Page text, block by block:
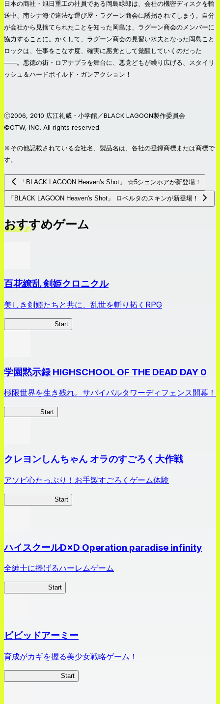
日本の商社・旭日重工の社員である岡島緑郎は、会社の機密ディスクを輸
送中、南シナ海で違法な運び屋・ラグーン商会に誘拐されてしまう。自分
が会社から見捨てられたことを知った岡島は、ラグーン商会のメンバーに
協力することに。かくして、ラグーン商会の見習い水夫となった岡島こと
ロックは、仕事をこなす度、確実に悪党として覚醒していくのだった
——。悪徳の街・ロアナプラを舞台に、悪党どもが繰り広げる、スタイリ
ッシュ＆ハードボイルド・ガンアクション！
Ⓒ2006, 2010 広江礼威・小学館／BLACK LAGOON製作委員会
©CTW, INC. All rights reserved.
※その他記載されている会社名、製品名は、各社の登録商標または商標で
す。
「BLACK LAGOON Heaven's Shot」 ☆5シェンホアが新登場！
「BLACK LAGOON Heaven's Shot」 ロベルタのスキンが新登場！
おすすめゲーム
百花繚乱 剣姫クロニクル
美しき剣姫たちと共に、乱世を斬り拓くRPG
Start
学園黙示録 HIGHSCHOOL OF THE DEAD DAY 0
極限世界を生き残れ。サバイバルタワーディフェンス開幕！
Start
クレヨンしんちゃん オラのすごろく大作戦
アソビ心たっぷり！お手製すごろくゲーム体験
Start
ハイスクールD×D Operation paradise infinity
全紳士に捧げるハーレムゲーム
Start
ビビッドアーミー
育成がカギを握る美少女戦略ゲーム！
Start